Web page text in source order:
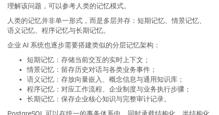
理解该问题，可以参考人类的记忆模式。
人类的记忆并非单一形式，而是多层并存：短期记忆、情景记忆、
语义记忆、程序记忆与长期记忆。
企业 AI 系统也逐步需要搭建类似的分层记忆架构：
短期记忆：存储当前交互的实时上下文；
情景记忆：留存历史对话与各类业务事件；
语义记忆：存放向量嵌入、概念信息与通用知识库；
程序记忆：对应工作流程、企业制度与业务执行步骤；
长期记忆：保存企业核心知识与完整审计记录。